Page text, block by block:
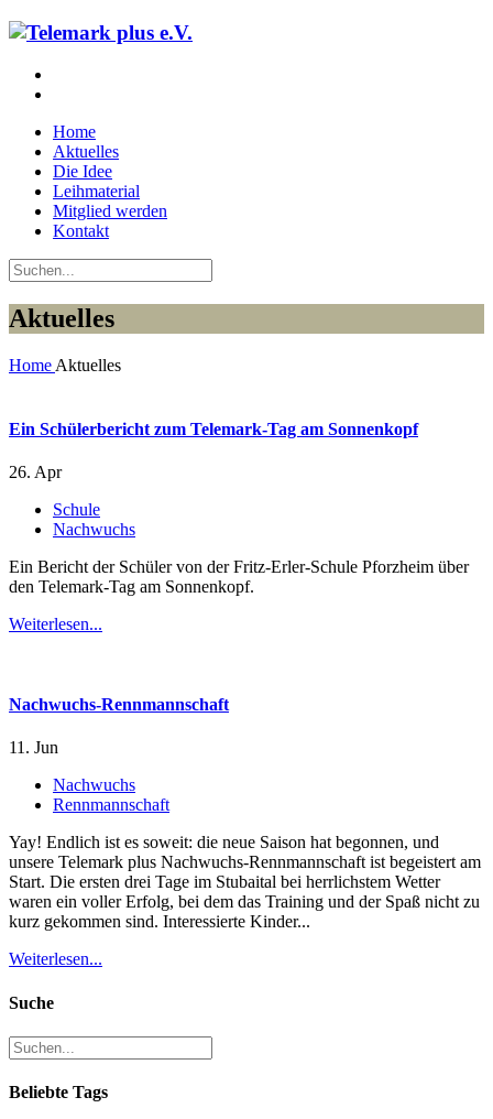
Home
Aktuelles
Die Idee
Leihmaterial
Mitglied werden
Kontakt
Aktuelles
Home Aktuelles
Ein Schülerbericht zum Telemark-Tag am Sonnenkopf
26. Apr
Schule
Nachwuchs
Ein Bericht der Schüler von der Fritz-Erler-Schule Pforzheim über
den Telemark-Tag am Sonnenkopf.
Weiterlesen...
Nachwuchs-Rennmannschaft
11. Jun
Nachwuchs
Rennmannschaft
Yay! Endlich ist es soweit: die neue Saison hat begonnen, und
unsere Telemark plus Nachwuchs-Rennmannschaft ist begeistert am
Start. Die ersten drei Tage im Stubaital bei herrlichstem Wetter
waren ein voller Erfolg, bei dem das Training und der Spaß nicht zu
kurz gekommen sind. Interessierte Kinder...
Weiterlesen...
Suche
Beliebte Tags